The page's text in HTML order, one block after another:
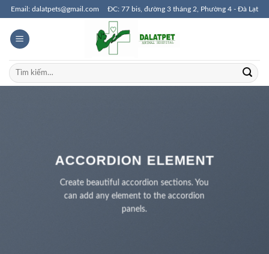
Skip
content
Email: dalatpets@gmail.com ĐC: 77 bis, đường 3 tháng 2, Phường 4 - Đà Lạt
Tìm
kiếm:
ACCORDION ELEMENT
Create beautiful accordion sections. You
can add any element to the accordion
panels.